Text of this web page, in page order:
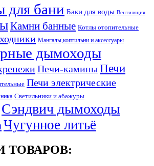
для бани Баки для воды Вентиляция
Камни банные Котлы отопительные
Мангалы,коптильни и аксессуары
дымоходы
Печи-каминыПечи
Печи электрические
Светильники и абажуры
Сэндвич дымоходы
Чугунное литьё
ТОВАРОВ: